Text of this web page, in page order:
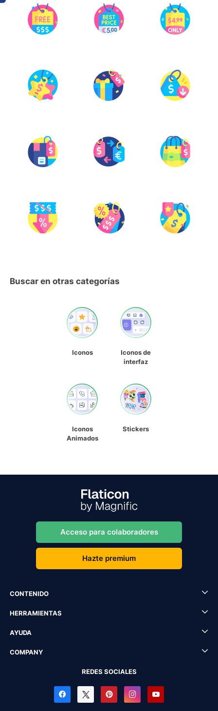
Buscar en otras categorías
Iconos
Iconos de
interfaz
Iconos
Animados
Stickers
Acceso para colaboradores
Hazte premium
CONTENIDO
HERRAMIENTAS
AYUDA
COMPANY
REDES SOCIALES